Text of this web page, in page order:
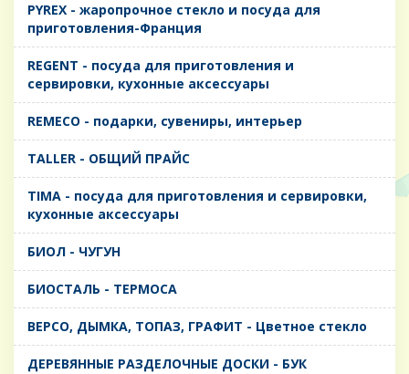
PYREX - жаропрочное стекло и посуда для
приготовления-Франция
REGENT - посуда для приготовления и
сервировки, кухонные аксессуары
REMECO - подарки, сувениры, интерьер
TALLER - ОБЩИЙ ПРАЙС
TIMA - посуда для приготовления и сервировки,
кухонные аксессуары
БИОЛ - ЧУГУН
БИОСТАЛЬ - ТЕРМОСА
ВЕРСО, ДЫМКА, ТОПАЗ, ГРАФИТ - Цветное стекло
ДЕРЕВЯННЫЕ РАЗДЕЛОЧНЫЕ ДОСКИ - БУК